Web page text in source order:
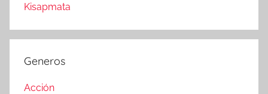
Kisapmata
Generos
Acción